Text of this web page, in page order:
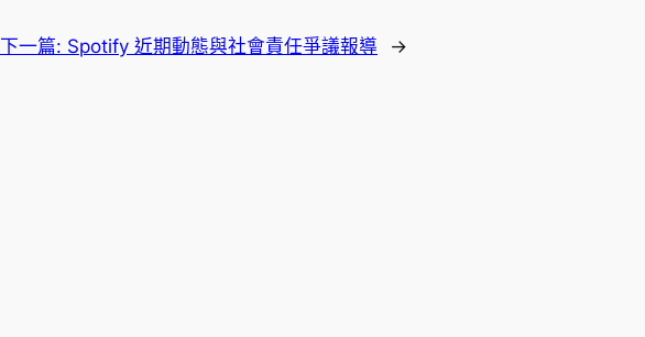
下一篇: Spotify 近期動態與社會責任爭議報導 →